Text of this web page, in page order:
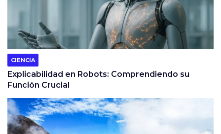
CIENCIA
Explicabilidad en Robots: Comprendiendo su
Función Crucial